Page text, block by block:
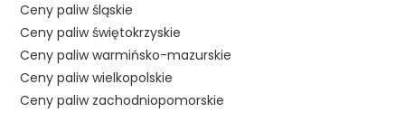
Ceny paliw śląskie
Ceny paliw świętokrzyskie
Ceny paliw warmińsko-mazurskie
Ceny paliw wielkopolskie
Ceny paliw zachodniopomorskie